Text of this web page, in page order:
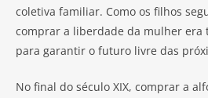
coletiva familiar. Como os filhos
comprar a liberdade da mulher era
para garantir o futuro livre das
No final do século XIX, comprar a